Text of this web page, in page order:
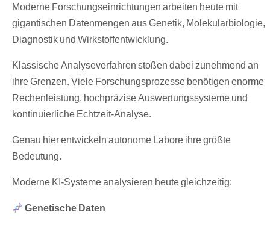
Moderne Forschungseinrichtungen arbeiten heute mit
gigantischen Datenmengen aus Genetik, Molekularbiologie,
Diagnostik und Wirkstoffentwicklung.
Klassische Analyseverfahren stoßen dabei zunehmend an
ihre Grenzen. Viele Forschungsprozesse benötigen enorme
Rechenleistung, hochpräzise Auswertungssysteme und
kontinuierliche Echtzeit-Analyse.
Genau hier entwickeln autonome Labore ihre größte
Bedeutung.
Moderne KI-Systeme analysieren heute gleichzeitig:
Genetische Daten